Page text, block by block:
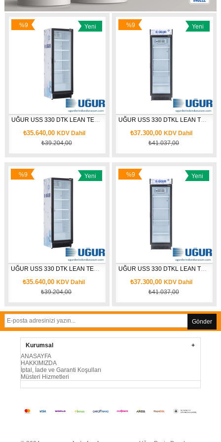
UĞUR USS 330 DTK LEAN TEK KAPILI DİKEY ŞİŞE SOĞUTUCU
₺35.640,00 KDV Dahil
₺39.204,00
%9
Yeni
₺37.300,00KDV Dahil
₺41.037,00
%9
Yeni
UĞUR USS 330 DTK LEAN TEK KAPILI DİKEY ŞİŞE SOĞUTUCU
₺35.640,00KDV Dahil
₺39.204,00
%9
Yeni
UĞUR USS 330 DTKL LEAN TEK KAPILI DİKEY ŞİŞE SOĞUTUCU
₺37.300,00 KDV Dahil
₺41.037,00
%9
Yeni
Gönder
Kurumsal
ANASAYFA
HAKKIMIZDA
İptal, İade ve Garanti Koşulları
Müsteri Hizmetleri